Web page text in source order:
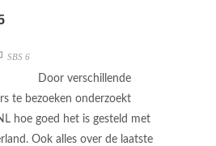
SBS 6
Door verschillende
te bezoeken onderzoekt
hoe goed het is gesteld met
Ook alles over de laatste